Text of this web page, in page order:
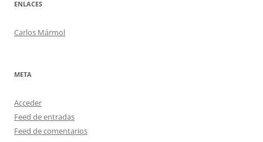
ENLACES
Carlos Mármol
META
Acceder
Feed de entradas
Feed de comentarios